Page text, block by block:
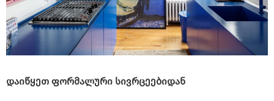
დაიწყეთ ფორმალური სივრცეებიდან